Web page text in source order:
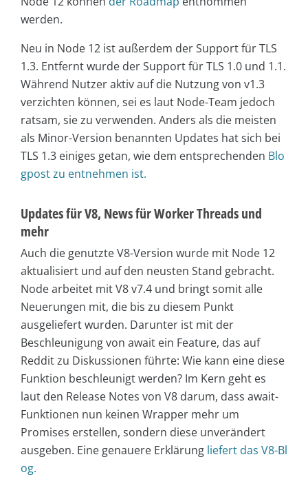
werden.
Neu in Node 12 ist außerdem der Support für TLS
1.3. Entfernt wurde der Support für TLS 1.0 und 1.1.
Während Nutzer aktiv auf die Nutzung von v1.3
verzichten können, sei es laut Node-Team jedoch
ratsam, sie zu verwenden. Anders als die meisten
als Minor-Version benannten Updates hat sich bei
TLS 1.3 einiges getan, wie dem entsprechenden Blo
gpost zu entnehmen ist.
Updates für V8, News für Worker Threads und
mehr
Auch die genutzte V8-Version wurde mit Node 12
aktualisiert und auf den neusten Stand gebracht.
Node arbeitet mit V8 v7.4 und bringt somit alle
Neuerungen mit, die bis zu diesem Punkt
ausgeliefert wurden. Darunter ist mit der
Beschleunigung von await ein Feature, das auf
Reddit zu Diskussionen führte: Wie kann eine diese
Funktion beschleunigt werden? Im Kern geht es
laut den Release Notes von V8 darum, dass await-
Funktionen nun keinen Wrapper mehr um
Promises erstellen, sondern diese unverändert
ausgeben. Eine genauere Erklärung liefert das V8-Bl
og.